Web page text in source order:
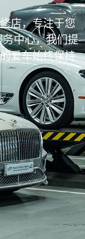
店，专注于您
中心，我们提
爱车始终保持